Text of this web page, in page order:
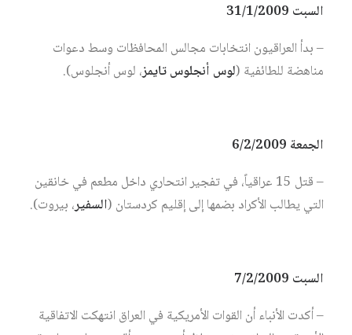
السبت 31/1/2009
– بدأ العراقيون انتخابات مجالس المحافظات وسط دعوات
مناهضة للطائفية (لوس أنجلوس تايمز، لوس أنجلوس).
الجمعة 6/2/2009
– قتل 15 عراقياً، في تفجير انتحاري داخل مطعم في خانقين
التي يطالب الأكراد بضمها إلى إقليم كردستان (السفير، بيروت).
السبت 7/2/2009
– أكدت الأنباء أن القوات الأمريكية في العراق انتهكت الاتفاقية